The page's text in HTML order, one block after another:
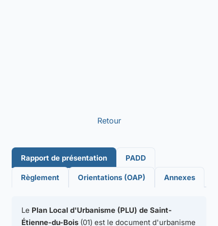
Retour
Rapport de présentation PADD
Règlement Orientations (OAP) Annexes
Le Plan Local d'Urbanisme (PLU) de Saint-
Étienne-du-Bois (01) est le document d'urbanisme